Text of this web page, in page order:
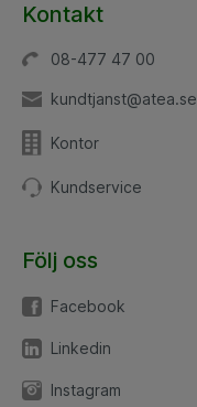
Kontakt
08-477 47 00
kundtjanst@atea.se
Kontor
Kundservice
Följ oss
Facebook
Linkedin
Instagram